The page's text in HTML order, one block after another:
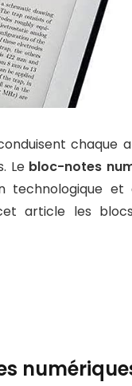
chaque
Le bloc-notes
technologique et
article les